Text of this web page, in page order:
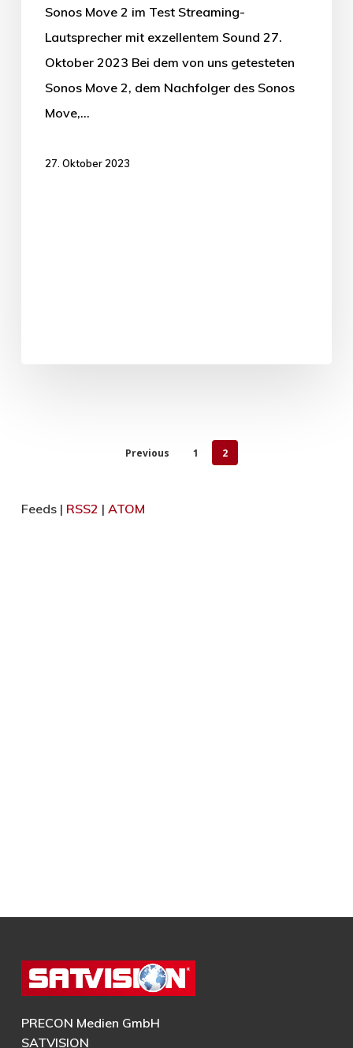
Sonos Move 2 im Test Streaming-
Lautsprecher mit exzellentem Sound 27.
Oktober 2023 Bei dem von uns getesteten
Sonos Move 2, dem Nachfolger des Sonos
Move,…
27. Oktober 2023
Previous 1 2
Feeds | RSS2 | ATOM
PRECON Medien GmbH
SATVISION